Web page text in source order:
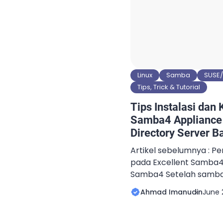
Linux Samba
Tips, Trick & Tutorial
Tips Instalasi dan
Samba4
Directory Server
Artikel sebelumnya :
pada Excellent
Samba4 Setelah
install, lanjut proses
menjadikannya
Ahmad ImanudinJune